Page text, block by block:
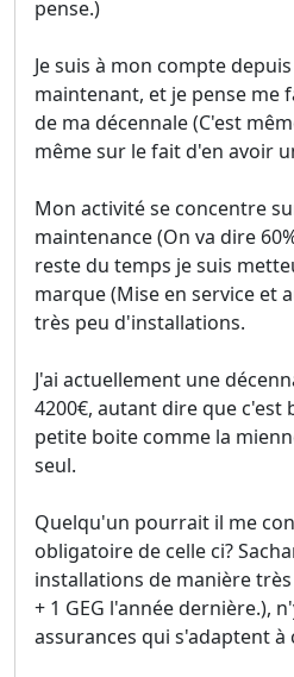
pense.)
Je suis à mon compte
maintenant, et je pense me
de ma décennale (C'est
même sur le fait d'en avoir
Mon activité se concentre
maintenance (On va dire
reste du temps je suis
marque (Mise en service et
très peu d'installations.
J'ai actuellement une
4200€, autant dire que c'est
petite boite comme la
seul.
Quelqu'un pourrait il me
obligatoire de celle ci?
installations de manière
+ 1 GEG l'année dernière.),
assurances qui s'adaptent à